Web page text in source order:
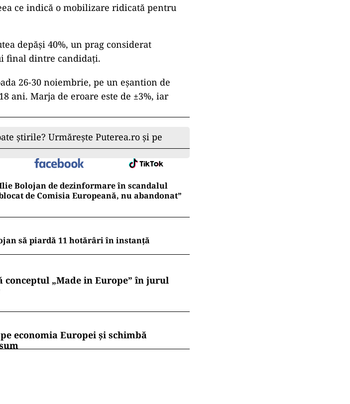
ce indică o mobilizare ridicată pentru
depăși 40%, un prag considerat
final dintre candidați.
26-30 noiembrie, pe un eșantion de
ani. Marja de eroare este de ±3%, iar
știrile? Urmărește Puterea.ro și pe
Bolojan de dezinformare în scandalul
de Comisia Europeană, nu abandonat”
să piardă 11 hotărâri în instanță
conceptul „Made in Europe” în jurul
economia Europei și schimbă